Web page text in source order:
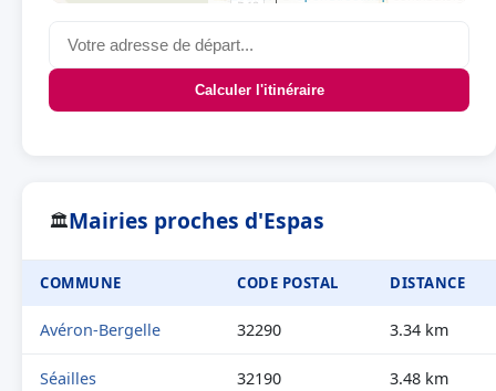
Calculer l'itinéraire
🏛Mairies proches d'Espas
COMMUNE CODE POSTAL DISTANCE
Avéron-Bergelle 32290 3.34 km
Séailles 32190 3.48 km